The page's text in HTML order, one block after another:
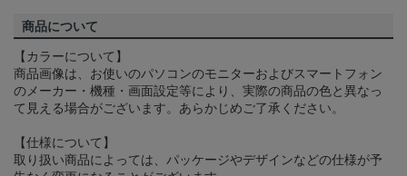
商品について
【カラーについて】
商品画像は、お使いのパソコンのモニターおよびスマートフォン
のメーカー・機種・画面設定等により、実際の商品の色と異なっ
て見える場合がございます。あらかじめご了承ください。
【仕様について】
取り扱い商品によっては、パッケージやデザインなどの仕様が予